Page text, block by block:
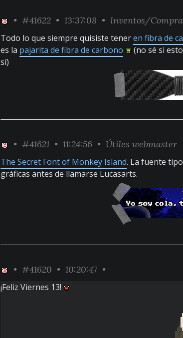
• #41622 • 13:37:08 • Inventos/
Todo lo que siempre quisiste teneren fibra de
es la pajarita de fibra de carbono
(no sé si
sí)
• #41621 • 11:24:56 • Útiles webmaster
The Secret Font of Monkey Island. La fuente
gráficas antes de llamarse Lucasarts.
• #41620 • 10:20:47 •
¡Feliz Viernes 13!